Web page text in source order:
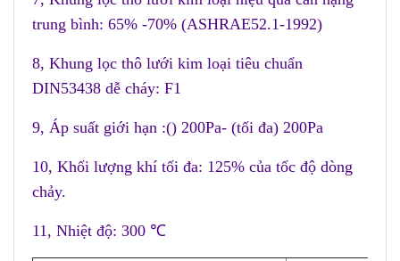
trung bình: 65% -70% (ASHRAE52.1-1992)
8, Khung lọc thô lưới kim loại tiêu chuẩn
DIN53438 dễ cháy: F1
9, Áp suất giới hạn :() 200Pa- (tối đa) 200Pa
10, Khối lượng khí tối đa: 125% của tốc độ dòng
chảy.
11, Nhiệt độ: 300 ℃